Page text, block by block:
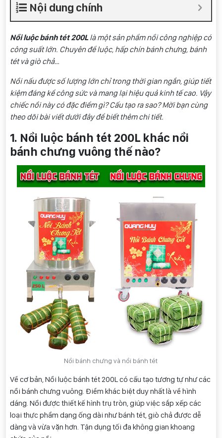
Nội dung chính
Nồi luộc bánh tét 200Llà một sản phẩm nồi công nghiệp có
công suất lớn. Chuyên để luộc, hấp chín bánh chưng, bánh
tét và giò chả…
Nồi nấu được số lượng lớn chỉ trong thời gian ngắn, giúp tiết
kiệm đáng kể công sức và mang lại hiệu quả kinh tế cao. Vậy
chiếc nồi này có đặc điểm gì? Cấu tạo ra sao? Mời bạn cùng
theo dõi bài viết dưới đây để biết thêm chi tiết.
1. Nồi luộc bánh tét 200L khác nồi
bánh chưng vuông thế nào?
Nồi bánh chưng và nồi bánh tét
Về cơ bản, Nồi luộc bánh tét 200L có cấu tạo tương tự như các
nồi bánh chưng vuông. Điểm khác biệt duy nhất là về hình
dáng. Nồi được thiết kế hình trụ tròn, giúp việc sắp xếp các
loại thực phẩm dạng ống dài như bánh tét, giò chả được dễ
dàng và vừa vặn hơn. Tận dụng tối đa không gian khoang